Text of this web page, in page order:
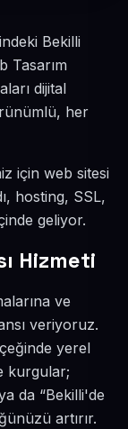
Bekilli
Tasarım
dijital
her
için web sitesi
hosting, SSL,
geliyor.
Hizmeti
ve
veriyoruz.
yerel
kurgular;
da “Bekilli'de
artırır.